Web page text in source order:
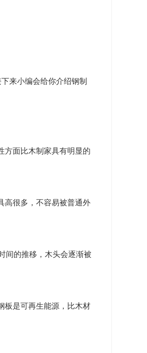
来小编会给你介绍钢制
方面比木制家具有明显的
高很多，不容易被普通外
间的推移，木头会逐渐被
板是可再生能源，比木材